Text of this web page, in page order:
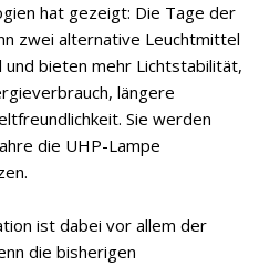
hat gezeigt: Die Tage der
zwei alternative Leuchtmittel
und bieten mehr Lichtstabilität,
längere
Sie werden
die UHP-Lampe
ist dabei vor allem der
die bisherigen